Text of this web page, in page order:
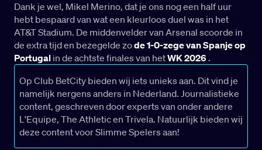
Dank je wel, Mikel Merino, dat je ons nog een half uur
hebt bespaard van wat een kleurloos duel was in het
AT&T Stadium. De middenvelder van Arsenal scoorde in
de extra tijd en bezegelde zode 1-0-zege van Spanje op
Portugal in de achtste finales van hetWK 2026 .
Op Club BetCity bieden wij iets unieks aan. Dit vind je
namelijk nergens anders in Nederland. Journalistieke
content, geschreven door experts van onder andere
L'Equipe, The Athletic en Trivela. Natuurlijk bieden wij
deze content voor Slimme Spelers aan!